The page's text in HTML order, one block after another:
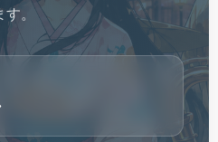
す。